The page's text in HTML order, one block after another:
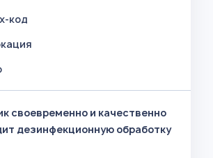
код
своевременно и качественно
дезинфекционную обработку